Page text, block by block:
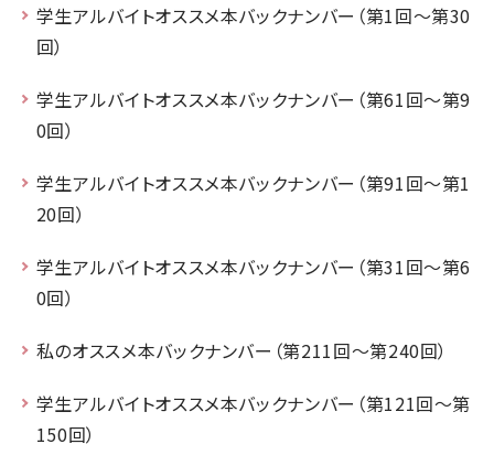
学生アルバイトオススメ本バックナンバー（第1回～第30
回）
学生アルバイトオススメ本バックナンバー（第61回～第9
0回）
学生アルバイトオススメ本バックナンバー（第91回～第1
20回）
学生アルバイトオススメ本バックナンバー（第31回～第6
0回）
私のオススメ本バックナンバー（第211回～第240回）
学生アルバイトオススメ本バックナンバー（第121回～第
150回）